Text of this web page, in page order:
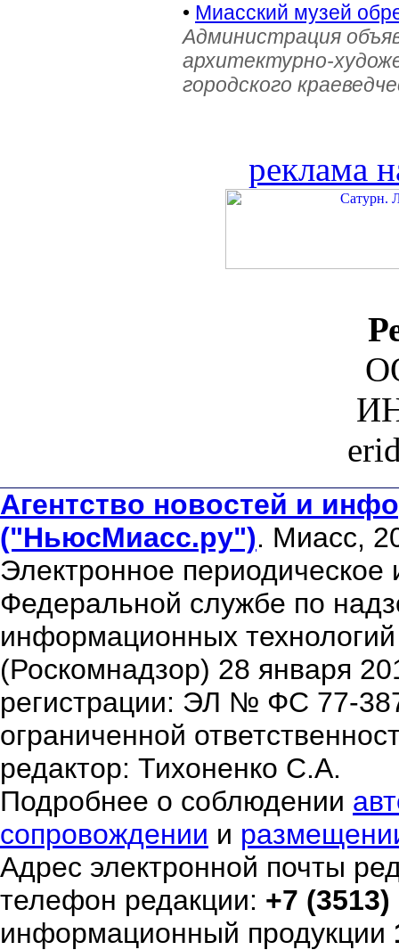
• Миасский музей
Администрация
архитектурно-
городского
реклама
Агентство новостей и
("НьюсМиасс.ру"). Миасс,
Электронное периодическое
Федеральной службе по
информационных
(Роскомнадзор) 28 января
регистрации: ЭЛ № ФС 77-
ограниченной
редактор: Тихоненко С.А.
Подробнее о соблюдении
сопровождении и
Адрес электронной почты
телефон редакции: +7
информационный продукции